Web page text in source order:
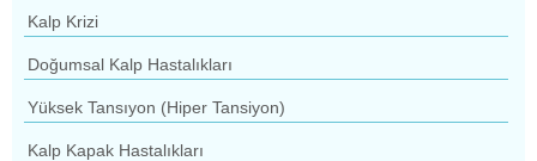
Kalp Krizi
Doğumsal Kalp Hastalıkları
Yüksek Tansıyon (Hiper Tansiyon)
Kalp Kapak Hastalıkları